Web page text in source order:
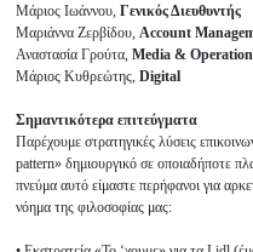
Μάριος Ιωάννου,Γενικός Διευθυντής
Μαριάννα Ζερβίδου, Account
Αναστασία Γρούτα,Media &
Μάριος Κυθρεώτης, Digital
Σημαντικότερα επιτεύγματα
Παρέχουμε στρατηγικές λύσεις
pattern» δημιουργικό σε οποιαδήποτε
πνεύμα αυτό είμαστε περήφανοι για
νόημα της φιλοσοφίας μας: